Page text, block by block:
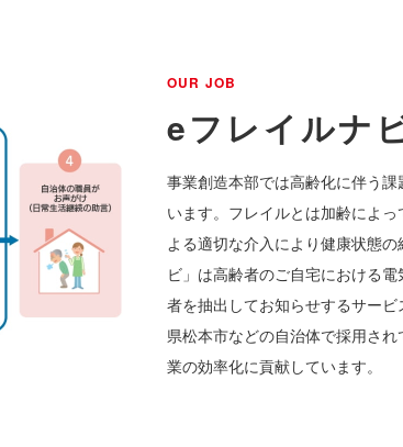
OUR JOB
eフレイルナ
事業創造本部では高齢化に伴う
います。フレイルとは加齢によ
よる適切な介入により健康状態
ビ」は高齢者のご自宅における
者を抽出してお知らせするサー
県松本市などの自治体で採用さ
業の効率化に貢献しています。